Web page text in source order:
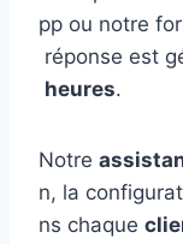
pp ou notre
réponse est
heures.
Notre
n, la
ns chaque